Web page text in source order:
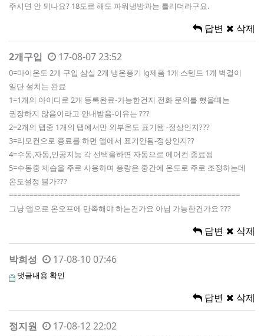
주시면 안 되나요? 18도로 해도 파워냉방과는 틀리더라구요.
답변 삭제
2개구입 17-08-07 23:52
0=마이온도 2개 구입 삼실 2개 냉온풍기 lg제품 1개 스텐드 1개 벽걸이
일단 설치는 완료
1=1개의 아이디로 2개 등록완료-가능한건지 전화 문의를 했을때는
권장하지 않음이라고 안내받음-이유는 ???
2=2개의 탭중 1개의 탭에서만 외부온도 표기됌 -정상인지???
3=리모컨으로 종료를 하면 앱에서 표기안됨-정상인지??
4=수동,자동,인공지능 각 선택을하면 자동으로 에어컨 종료됨
5=수동중 제습을 주로 사용하며 풍량은 중간에 온도로 주로 조정하는데
온도설정 불가???
========================================================
그냥 앱으로 온오프에 만족해야 하는건가요 아님 가능한건가요 ???
답변 삭제
박희성 17-08-10 07:46
댓글내용 확인
답변 삭제
정지원 17-08-12 22:02